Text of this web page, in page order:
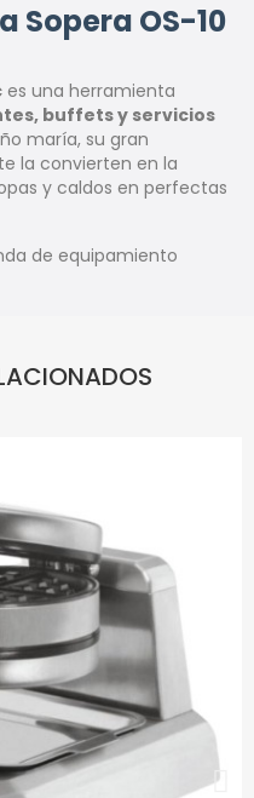
Sopera OS-10
es una herramienta
buffets y servicios
maría, su gran
la convierten en la
y caldos en perfectas
de equipamiento